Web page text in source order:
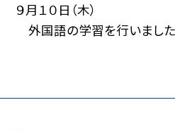
９月１０日（木）
外国語の学習を行いました